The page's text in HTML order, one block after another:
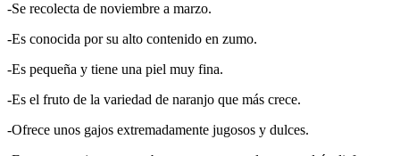
-Se recolecta de noviembre a marzo.
-Es conocida por su alto contenido en zumo.
-Es pequeña y tiene una piel muy fina.
-Es el fruto de la variedad de naranjo que más crece.
-Ofrece unos gajos extremadamente jugosos y dulces.